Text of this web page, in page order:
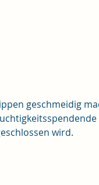
geschmeidig
wird.